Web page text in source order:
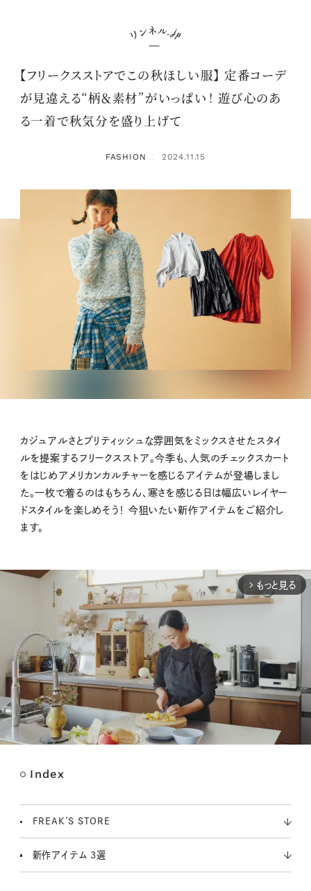
【フリークスストアでこの秋ほしい服】 定番コーデ
が見違える“柄＆素材”がいっぱい！ 遊び心のあ
る一着で秋気分を盛り上げて
FASHION ： 2024.11.15
カジュアルさとブリティッシュな雰囲気をミックスさせたスタイ
ルを提案するフリークスストア。今季も、人気のチェックスカート
をはじめアメリカンカルチャーを感じるアイテムが登場しまし
た。一枚で着るのはもちろん、寒さを感じる日は幅広いレイヤー
ドスタイルを楽しめそう！ 今狙いたい新作アイテムをご紹介し
ます。
arrow_forward_ios もっと見る
Index
FREAK’S STORE
新作アイテム 3選